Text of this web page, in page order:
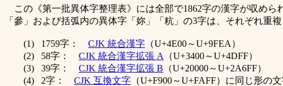
この《第一批異体字整理表》には全部で1862字の漢字が収めら
「參」および括弧内の異体字「妳」「粇」の3字は、それぞれ重
(1) 1759字： CJK 統合漢字 （U+4E00～U+9FEA）
(2) 58字： CJK 統合漢字拡張 A
（U+3400～U+4DFF）
(3) 39字： CJK 統合漢字拡張 B （U+20000～U+2A6FF）
(4) 2字： CJK 互換文字 （U+F900～U+FAFF）に同じ形の